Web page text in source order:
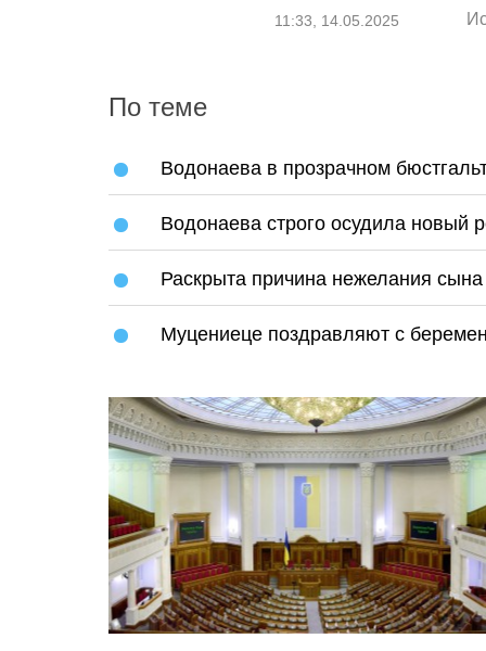
11:33, 14.05.2025
По теме
Водонаева в прозрачном
Водонаева строго осудила новый
Раскрыта причина нежелания
Муцениеце поздравляют с